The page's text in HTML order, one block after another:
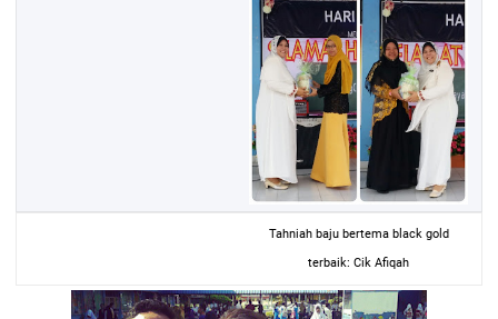
Tahniah baju bertema black gold
terbaik: Cik Afiqah